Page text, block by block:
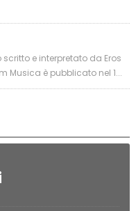
scritto e interpretato da Eros
Musica è pubblicato nel 1...